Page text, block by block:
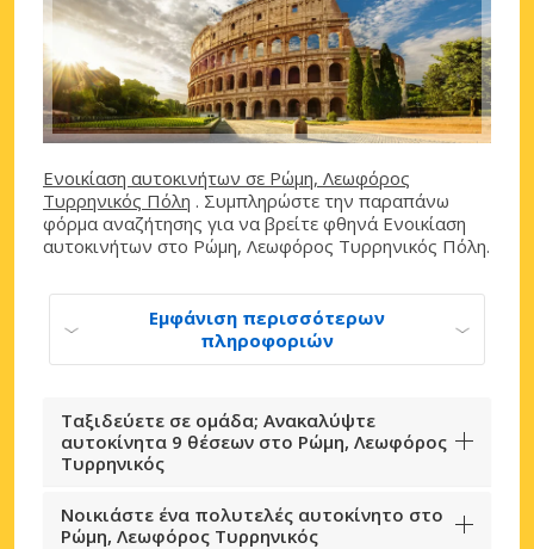
Ενοικίαση αυτοκινήτων σε Ρώμη, Λεωφόρος
Τυρρηνικός Πόλη . Συμπληρώστε την παραπάνω
φόρμα αναζήτησης για να βρείτε φθηνά Ενοικίαση
αυτοκινήτων στο Ρώμη, Λεωφόρος Τυρρηνικός Πόλη.
Εμφάνιση περισσότερων
πληροφοριών
Ταξιδεύετε σε ομάδα; Ανακαλύψτε
αυτοκίνητα 9 θέσεων στο Ρώμη, Λεωφόρος
Τυρρηνικός
Νοικιάστε ένα πολυτελές αυτοκίνητο στο
Ρώμη, Λεωφόρος Τυρρηνικός